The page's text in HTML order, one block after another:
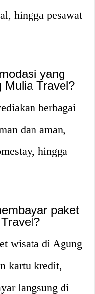
hingga pesawat
yang
Mulia Travel?
berbagai
dan aman,
hingga
paket
wisata di Agung
kartu kredit,
langsung di